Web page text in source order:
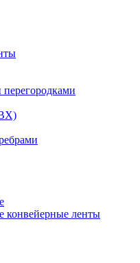
конвейерные ленты